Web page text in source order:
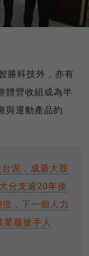
勝科技外，亦有
體營收組成為半
與運動產品約
泥，成最大股
分支逾20年後
，下一個人力
最搶手人